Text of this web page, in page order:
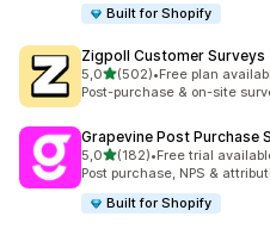
Built for Shopify
Zigpoll Customer Surveys
5,0/ 5 tähteä
(502)
502 arvostelua yhteensä
•Free plan
Post-purchase & on-site
Grapevine Post Purchase
5,0/ 5 tähteä
(182)
182 arvostelua yhteensä
•Free trial
Post purchase, NPS &
Built for Shopify